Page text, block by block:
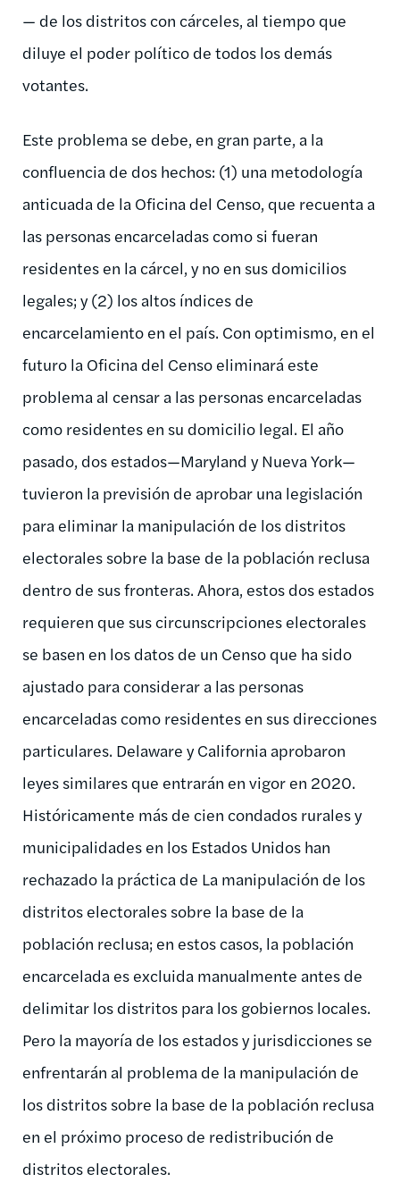
— de los distritos con cárceles, al tiempo que
diluye el poder político de todos los demás
votantes.
Este problema se debe, en gran parte, a la
confluencia de dos hechos: (1) una metodología
anticuada de la Oficina del Censo, que recuenta a
las personas encarceladas como si fueran
residentes en la cárcel, y no en sus domicilios
legales; y (2) los altos índices de
encarcelamiento en el país. Con optimismo, en el
futuro la Oficina del Censo eliminará este
problema al censar a las personas encarceladas
como residentes en su domicilio legal. El año
pasado, dos estados—Maryland y Nueva York—
tuvieron la previsión de aprobar una legislación
para eliminar la manipulación de los distritos
electorales sobre la base de la población reclusa
dentro de sus fronteras. Ahora, estos dos estados
requieren que sus circunscripciones electorales
se basen en los datos de un Censo que ha sido
ajustado para considerar a las personas
encarceladas como residentes en sus direcciones
particulares. Delaware y California aprobaron
leyes similares que entrarán en vigor en 2020.
Históricamente más de cien condados rurales y
municipalidades en los Estados Unidos han
rechazado la práctica de La manipulación de los
distritos electorales sobre la base de la
población reclusa; en estos casos, la población
encarcelada es excluida manualmente antes de
delimitar los distritos para los gobiernos locales.
Pero la mayoría de los estados y jurisdicciones se
enfrentarán al problema de la manipulación de
los distritos sobre la base de la población reclusa
en el próximo proceso de redistribución de
distritos electorales.